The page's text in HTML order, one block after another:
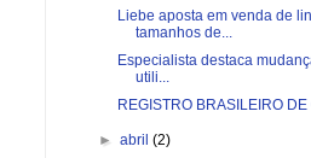
Liebe aposta em venda de
tamanhos de...
Especialista destaca
utili...
REGISTRO BRASILEIRO
►abril(2)